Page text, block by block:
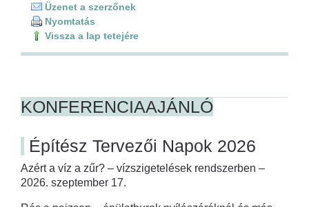
Üzenet a szerzőnek
Nyomtatás
Vissza a lap tetejére
KONFERENCIAAJÁNLÓ
Építész Tervezői Napok 2026
Azért a víz a zűr? – vízszigetelések rendszerben –
2026. szeptember 17.